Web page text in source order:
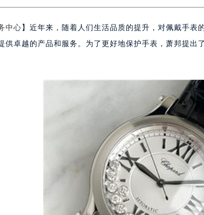
市惠城区江北文昌一路7号华贸大厦写字楼1座30层05
市思明区湖滨东路95号华润大厦写字楼B座11层1104室
庆市江北区观音桥步行街2号融恒时代广场写字楼9层902
沙市芙蓉区定王台街道建湘路393号世茂环球金融中心写
州市二七区铭功路10号华润大厦写字楼29层2905室（需
原市迎泽区解放路15号亨得利名表服务中心（品牌授权店
阳市沈河区中街路137号亨得利名表服务中心（品牌授权
阳市沈河区中街路83号亨得利名表服务中心（品牌授权店
鲁木齐市天山区红山路26号时代广场（CCMALL）C座17
州市鹿城区锦绣路1067号置信广场10层1015室（需提前预
尔滨市道里区友谊西路600号富力中心T2座写字楼29层03
连市中山区人民路15号国际金融大厦7层G室（需提前预约
中心】近年来，随着人们生活品质的提升，对佩戴手表
供卓越的产品和服务。为了更好地保护手表，萧邦提出